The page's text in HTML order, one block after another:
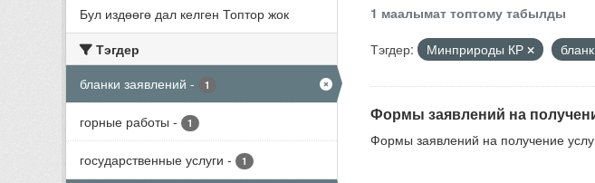
Бул издөөгө дал келген Топтор жок
Тэгдер
бланки заявлений - 1
горные работы - 1
государственные услуги - 1
1 маалымат топтому табылды
Тэгдер:
Минприроды КР
Формы заявлений на
Формы заявлений на получение